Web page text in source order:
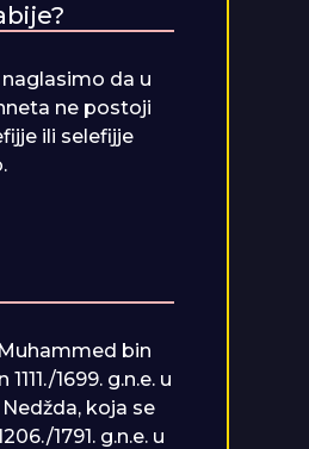
da u
ne postoji
ili selefijje
bin
1699. g.n.e. u
koja se
1791. g.n.e. u